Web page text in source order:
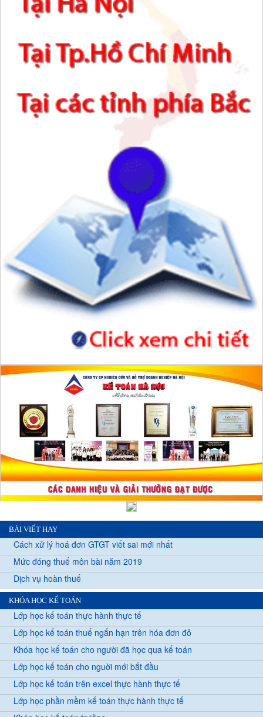
BÀI VIẾT HAY
Cách xử lý hoá đơn GTGT viết sai mới nhất
Mức đóng thuế môn bài năm 2019
Dịch vụ hoàn thuế
KHÓA HỌC KẾ TOÁN
Lớp học kế toán thực hành thực tế
Lớp học kế toán thuế ngắn hạn trên hóa đơn đỏ
Khóa học kế toán cho người đã học qua kế toán
Lớp học kế toán cho nguời mới bắt đầu
Lớp học kế toán trên excel thực hành thực tế
Lớp học phần mềm kế toán thực hành thực tế